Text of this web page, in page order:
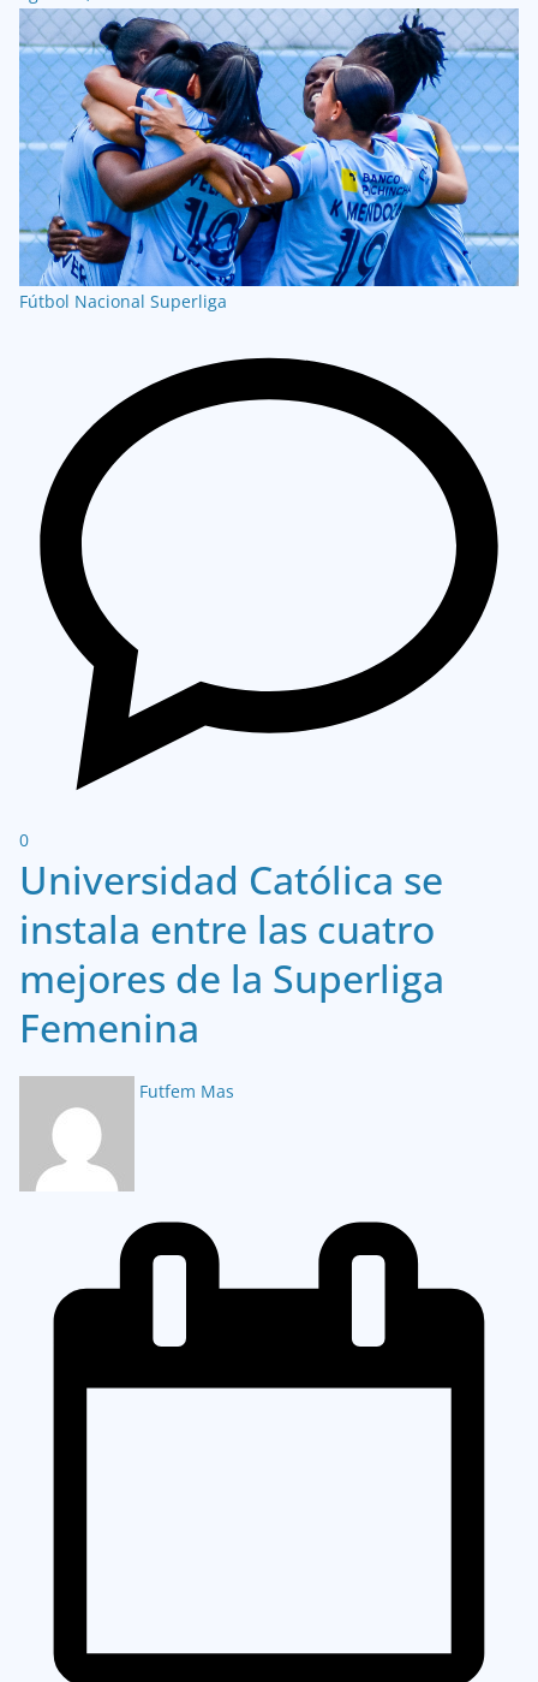
Fútbol Nacional Superliga
0
Universidad Católica se
instala entre las cuatro
mejores de la Superliga
Femenina
Futfem Mas